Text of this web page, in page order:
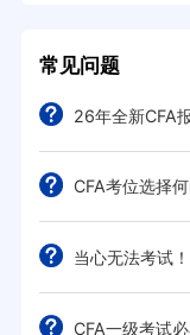
常见问题
26年全新CFA
CFA考位选择
当心无法考试
CFA一级考试